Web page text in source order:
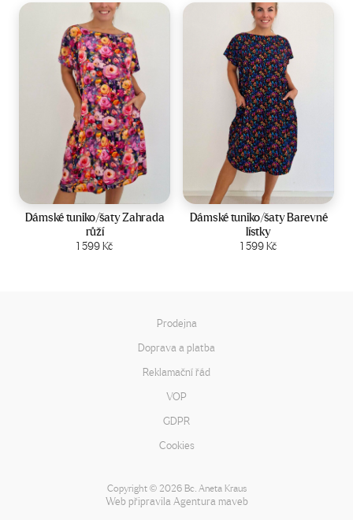
Velikost:44-50
Dámské tuniko/šaty Zahrada
růží
1 599Kč
Zobrazit produkt
Velikost:44-50
Dámské tuniko/šaty Barevné
lístky
1 599Kč
Zobrazit produkt
Prodejna
Doprava a platba
Reklamační řád
VOP
GDPR
Cookies
Copyright ©2026 Bc. Aneta Kraus
Web připravila Agentura maveb